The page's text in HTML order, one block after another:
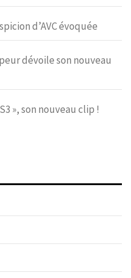
d’AVC évoquée
dévoile son nouveau
», son nouveau clip !